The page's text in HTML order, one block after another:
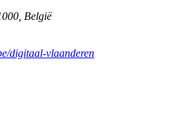
België
digitaal-vlaanderen